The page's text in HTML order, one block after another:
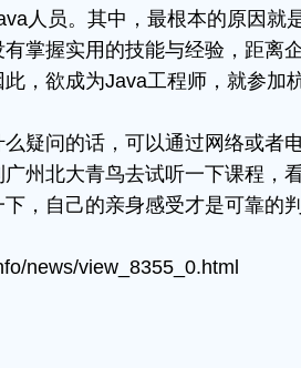
人员。其中，最根本的原因就
掌握实用的技能与经验，距离
，欲成为Java工程师，就参加
疑问的话，可以通过网络或者
州北大青鸟去试听一下课程，
，自己的亲身感受才是可靠的
news/view_8355_0.html